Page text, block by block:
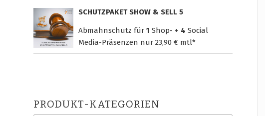
SCHUTZPAKET SHOW & SELL 5
Abmahnschutz für 1 Shop- + 4 Social
Media-Präsenzen nur 23,90 € mtl*
PRODUKT-KATEGORIEN